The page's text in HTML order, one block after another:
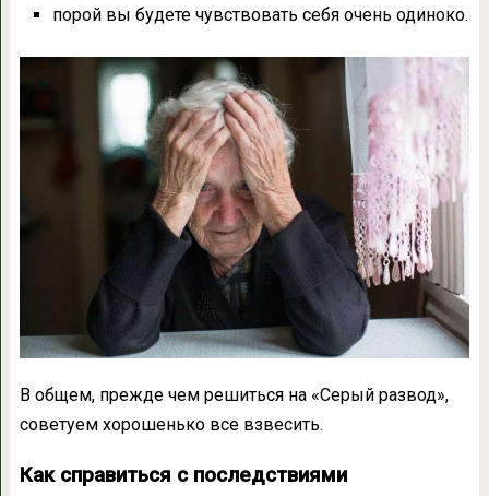
порой вы будете чувствовать себя очень одиноко.
В общем, прежде чем решиться на «Серый развод»,
советуем хорошенько все взвесить.
Как справиться с последствиями